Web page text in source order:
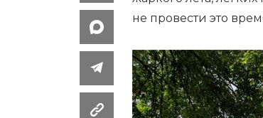
не провести это